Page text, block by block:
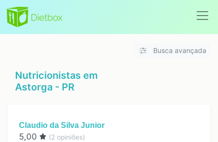
Busca avançada
Nutricionistas em
Astorga - PR
Claudio da Silva Junior
5,00 (2 opiniões)